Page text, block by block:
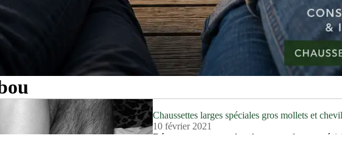
Chaussettes larges spéciales gros mollets et
10 février 2021
Découvrez comment les chaussettes larges